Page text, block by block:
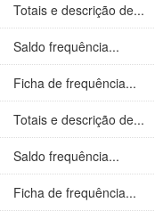
Totais e descrição de...
Saldo frequência...
Ficha de frequência...
Totais e descrição de...
Saldo frequência...
Ficha de frequência...